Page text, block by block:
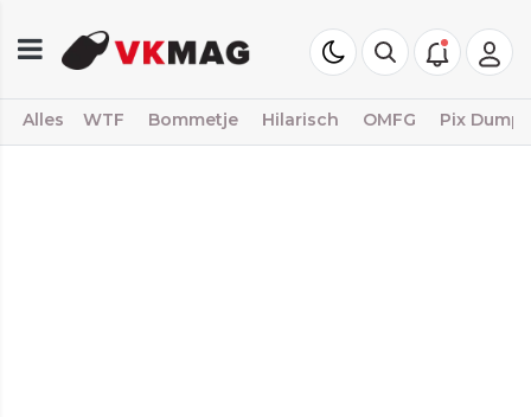
Alles WTF Bommetje Hilarisch OMFG Pix Dump